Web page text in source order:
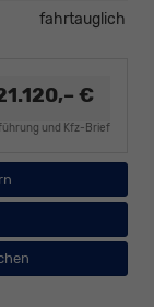
fahrtauglich
€
und Kfz-Brief